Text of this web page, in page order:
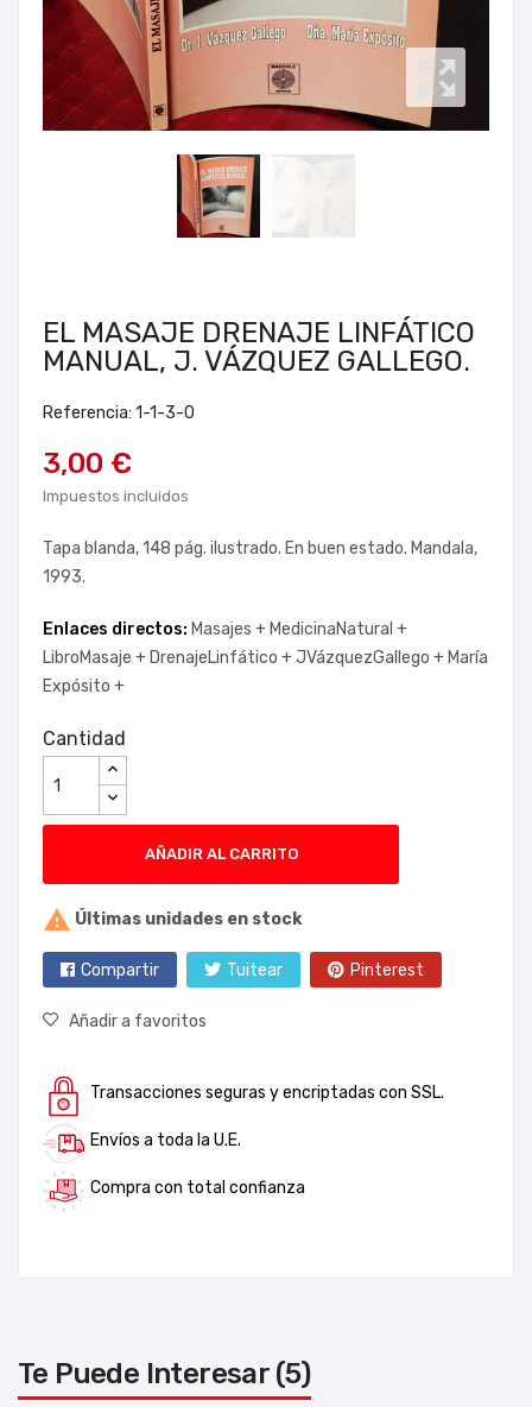
EL MASAJE DRENAJE LINFÁTICO
MANUAL, J. VÁZQUEZ GALLEGO.
Referencia: 1-1-3-0
3,00 €
Impuestos incluidos
Tapa blanda, 148 pág. ilustrado. En buen estado. Mandala,
1993.
Enlaces directos: Masajes + MedicinaNatural +
LibroMasaje + DrenajeLinfático +JVázquezGallego + María
Expósito +
Cantidad
AÑADIR AL CARRITO
 Últimas unidades en stock
Compartir Tuitear Pinterest
Añadir a favoritos
Transacciones seguras y encriptadas con SSL.
Envíos a toda la U.E.
Compra con total confianza
Te Puede Interesar (5)